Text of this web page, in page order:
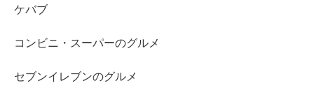
ケバブ
コンビニ・スーパーのグルメ
セブンイレブンのグルメ